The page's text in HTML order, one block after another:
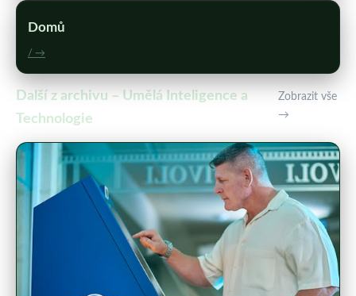
Domů
/ →
Další z archivu – Umělá Inteligence a
Technologie
Zobrazit vše
→